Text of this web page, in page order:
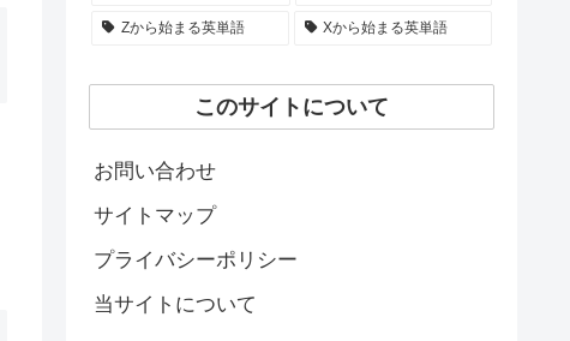
Zから始まる英単語 Xから始まる英単語
このサイトについて
お問い合わせ
サイトマップ
プライバシーポリシー
当サイトについて